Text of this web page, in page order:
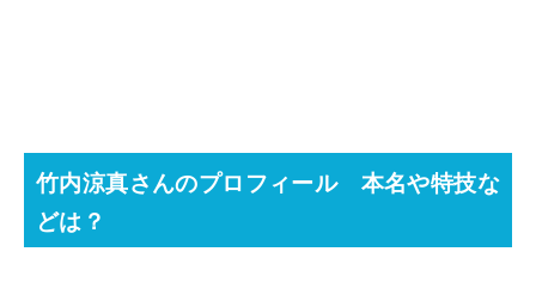
竹内涼真さんのプロフィール 本名や特技な
どは？